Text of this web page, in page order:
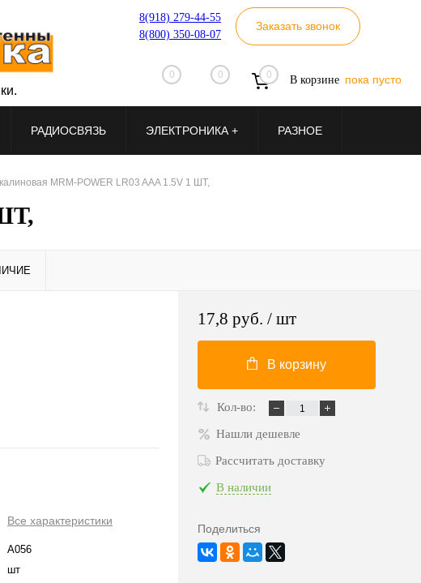
8(918) 279-44-55
8(800) 350-08-07
Заказать звонок
0 0 0 В корзине пока пусто
РАДИОСВЯЗЬ ЭЛЕКТРОНИКА + РАЗНОЕ
MRM-POWER LR03 AAA 1.5V 1 ШТ,
Все характеристики
A056
шт
17,8 руб. / шт
В корзину
Кол-во:
Нашли дешевле
Рассчитать доставку
В наличии
Поделиться